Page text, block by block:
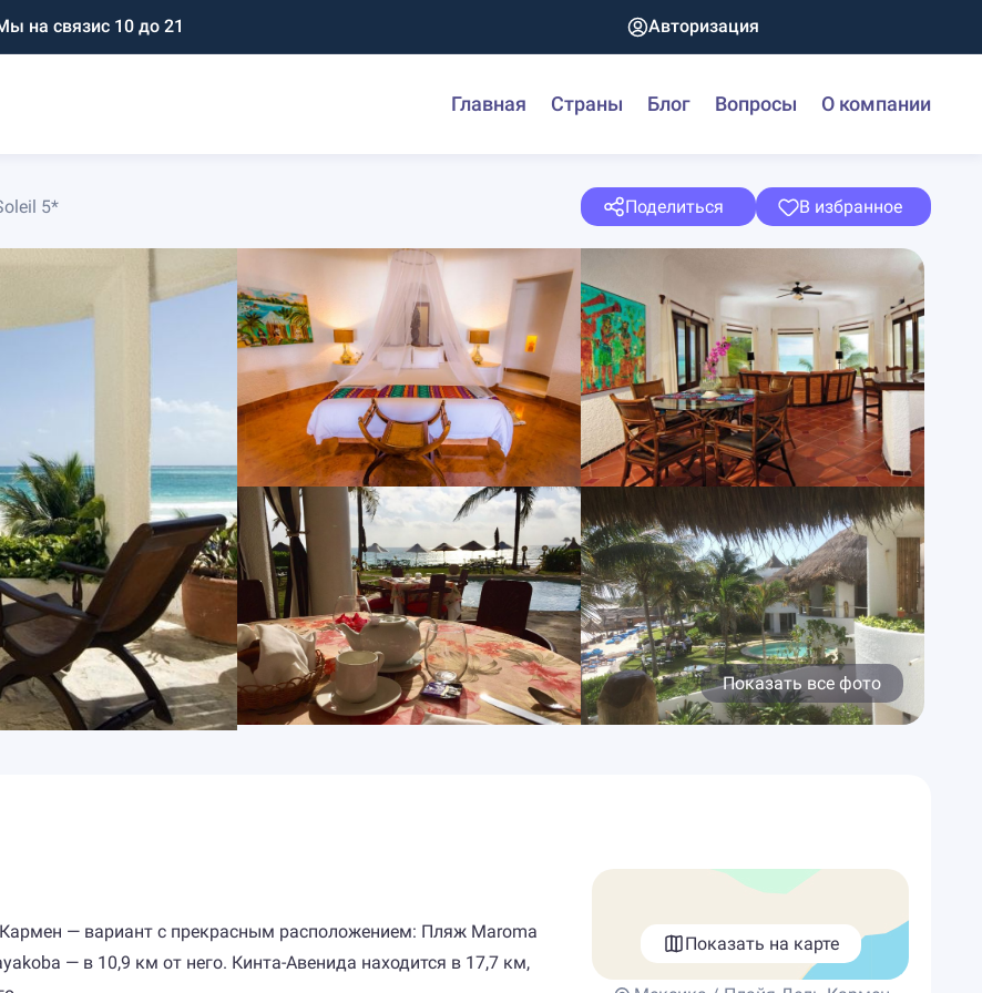
на связис 10 до 21 Авторизация
Главная Страны Блог Вопросы О компании
5* Поделиться В избранное
Показать все фото
— вариант с прекрасным расположением: Пляж Maroma
— в 10,9 км от него. Кинта-Авенида находится в 17,7 км,
Показать на карте